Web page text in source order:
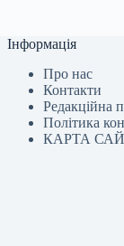
Інформація
Про нас
Контакти
Редакційна
Політика
КАРТА